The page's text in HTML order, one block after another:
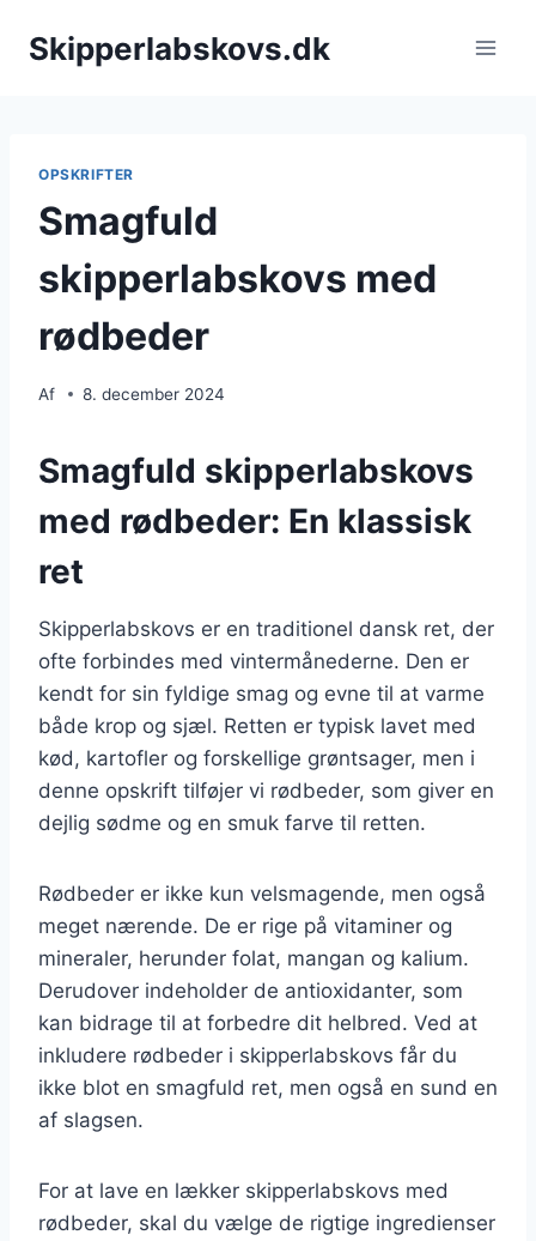
Skipperlabskovs.dk
OPSKRIFTER
Smagfuld
skipperlabskovs med
rødbeder
Af 8. december 2024
Smagfuld skipperlabskovs
med rødbeder: En klassisk
ret
Skipperlabskovs er en traditionel dansk ret, der
ofte forbindes med vintermånederne. Den er
kendt for sin fyldige smag og evne til at varme
både krop og sjæl. Retten er typisk lavet med
kød, kartofler og forskellige grøntsager, men i
denne opskrift tilføjer vi rødbeder, som giver en
dejlig sødme og en smuk farve til retten.
Rødbeder er ikke kun velsmagende, men også
meget nærende. De er rige på vitaminer og
mineraler, herunder folat, mangan og kalium.
Derudover indeholder de antioxidanter, som
kan bidrage til at forbedre dit helbred. Ved at
inkludere rødbeder i skipperlabskovs får du
ikke blot en smagfuld ret, men også en sund en
af slagsen.
For at lave en lækker skipperlabskovs med
rødbeder, skal du vælge de rigtige ingredienser